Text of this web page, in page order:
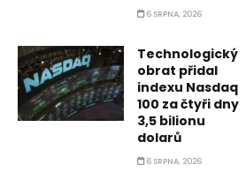
6 SRPNA, 2026
Technologický
obrat přidal
indexu Nasdaq
100 za čtyři dny
3,5 bilionu
dolarů
6 SRPNA, 2026